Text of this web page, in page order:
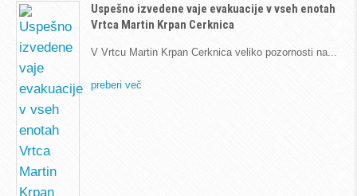
Uspešno izvedene vaje evakuacije v vseh enotah
Vrtca Martin Krpan Cerknica
V Vrtcu Martin Krpan Cerknica veliko pozornosti na
preberi več